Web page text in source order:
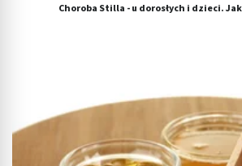
Choroba Stilla - u dorosłych i dzieci.